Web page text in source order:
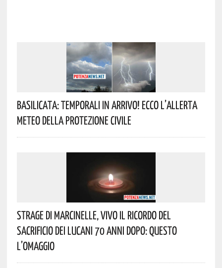
Basilicata: Temporali In Arrivo! Ecco L’allerta
Meteo Della Protezione Civile
Strage Di Marcinelle, Vivo Il Ricordo Del
Sacrificio Dei Lucani 70 Anni Dopo: Questo
L’omaggio